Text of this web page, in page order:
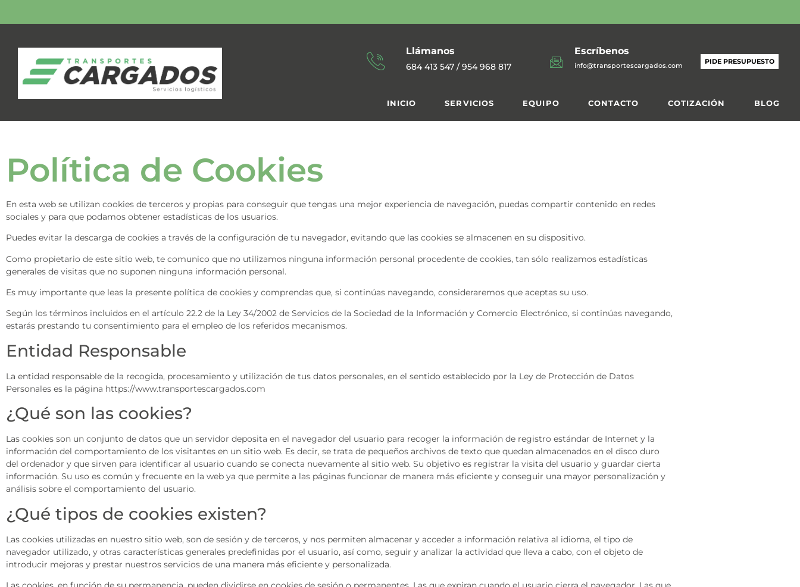
Llámanos
684 413 547/954 968 817
Escríbenos
info@transportescargados.com PIDE PRESUPUESTO
INICIO SERVICIOS EQUIPO CONTACTO COTIZACIÓN BLOG
Política de Cookies
En esta web se utilizan cookies de terceros y propias para conseguir que tengas una mejor experiencia de navegación, puedas compartir contenido en redes
sociales y para que podamos obtener estadísticas de los usuarios.
Puedes evitar la descarga de cookies a través de la configuración de tu navegador, evitando que las cookies se almacenen en su dispositivo.
Como propietario de este sitio web, te comunico que no utilizamos ninguna información personal procedente de cookies, tan sólo realizamos estadísticas
generales de visitas que no suponen ninguna información personal.
Es muy importante que leas la presente política de cookies y comprendas que, si continúas navegando, consideraremos que aceptas su uso.
Según los términos incluidos en el artículo 22.2 de la Ley 34/2002 de Servicios de la Sociedad de la Información y Comercio Electrónico, si continúas navegando,
estarás prestando tu consentimiento para el empleo de los referidos mecanismos.
Entidad Responsable
La entidad responsable de la recogida, procesamiento y utilización de tus datos personales, en el sentido establecido por la Ley de Protección de Datos
Personales es la página https://www.transportescargados.com
¿Qué son las cookies?
Las cookies son un conjunto de datos que un servidor deposita en el navegador del usuario para recoger la información de registro estándar de Internet y la
información del comportamiento de los visitantes en un sitio web. Es decir, se trata de pequeños archivos de texto que quedan almacenados en el disco duro
del ordenador y que sirven para identificar al usuario cuando se conecta nuevamente al sitio web. Su objetivo es registrar la visita del usuario y guardar cierta
información. Su uso es común y frecuente en la web ya que permite a las páginas funcionar de manera más eficiente y conseguir una mayor personalización y
análisis sobre el comportamiento del usuario.
¿Qué tipos de cookies existen?
Las cookies utilizadas en nuestro sitio web, son de sesión y de terceros, y nos permiten almacenar y acceder a información relativa al idioma, el tipo de
navegador utilizado, y otras características generales predefinidas por el usuario, así como, seguir y analizar la actividad que lleva a cabo, con el objeto de
introducir mejoras y prestar nuestros servicios de una manera más eficiente y personalizada.